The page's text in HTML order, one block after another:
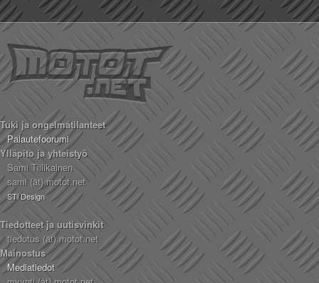
Tuki ja ongelmatilanteet
Palautefoorumi
Ylläpito ja yhteistyö
Sami Tiilikainen
sami (ät) motot.net
STi Design
Tiedotteet ja uutisvinkit
tiedotus (ät) motot.net
Mainostus
Mediatiedot